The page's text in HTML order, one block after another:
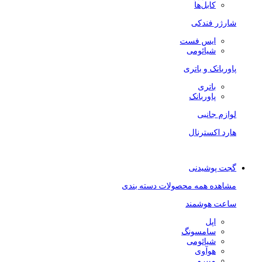
کابل‌ها
شارژر فندکی
ایس فست
شیائومی
پاوربانک و باتری
باتری
پاوربانک
لوازم جانبی
هارد اکسترنال
گجت پوشیدنی
مشاهده همه محصولات دسته بندی
ساعت هوشمند
اپل
سامسونگ
شیائومی
هوآوی